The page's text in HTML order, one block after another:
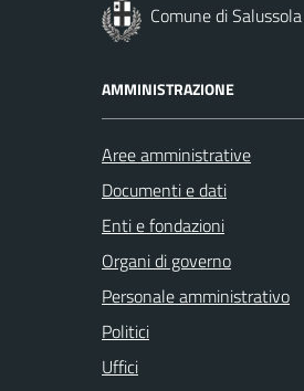
Comune di Salussola
AMMINISTRAZIONE
Aree amministrative
Documenti e dati
Enti e fondazioni
Organi di governo
Personale amministrativo
Politici
Uffici